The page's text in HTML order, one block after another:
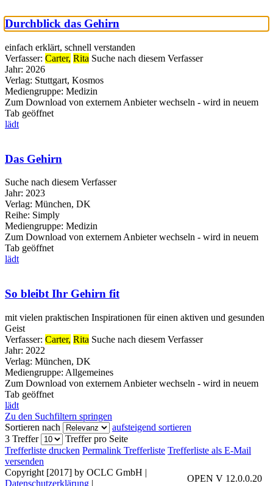
Durchblick das Gehirn
einfach erklärt, schnell verstanden
Verfasser: Carter, Rita Suche nach diesem Verfasser
Jahr: 2026
Verlag: Stuttgart, Kosmos
Mediengruppe: Medizin
Zum Download von externem Anbieter wechseln - wird in neuem
Tab geöffnet
lädt
Das Gehirn
Suche nach diesem Verfasser
Jahr: 2023
Verlag: München, DK
Reihe: Simply
Mediengruppe: Medizin
Zum Download von externem Anbieter wechseln - wird in neuem
Tab geöffnet
lädt
So bleibt Ihr Gehirn fit
mit vielen praktischen Inspirationen für einen aktiven und gesunden
Geist
Verfasser: Carter, Rita Suche nach diesem Verfasser
Jahr: 2022
Verlag: München, DK
Mediengruppe: Allgemeines
Zum Download von externem Anbieter wechseln - wird in neuem
Tab geöffnet
lädt
Zu den Suchfiltern springen
Sortieren nach
aufsteigend sortieren
3 Treffer
Treffer pro Seite
Trefferliste drucken Permalink Trefferliste Trefferliste als E-Mail
versenden
OPEN V 12.0.0.20
Copyright [2017] by OCLC GmbH |
Datenschutzerklärung |